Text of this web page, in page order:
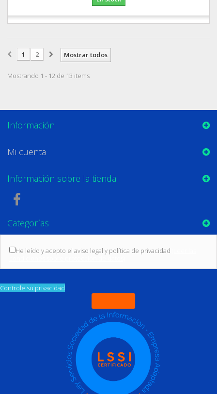
Mostrar todos
1 2
Mostrando 1 - 12 de 13 items
Información
Mi cuenta
Información sobre la tienda
Categorías
He leído y acepto el aviso legal y política de privacidad
Controle su privacidad